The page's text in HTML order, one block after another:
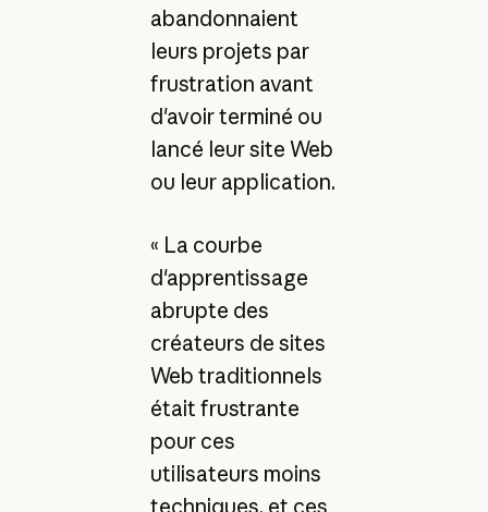
abandonnaient
leurs projets par
frustration avant
d'avoir terminé ou
lancé leur site Web
ou leur application.
« La courbe
d'apprentissage
abrupte des
créateurs de sites
Web traditionnels
était frustrante
pour ces
utilisateurs moins